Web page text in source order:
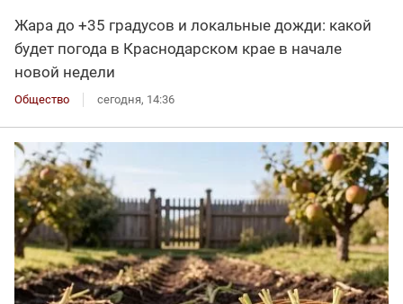
Жара до +35 градусов и локальные дожди: какой
будет погода в Краснодарском крае в начале
новой недели
Общество сегодня, 14:36